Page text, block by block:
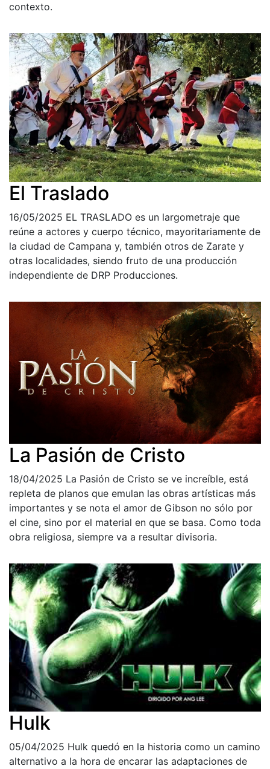
contexto.
El Traslado
16/05/2025 EL TRASLADO es un largometraje que
reúne a actores y cuerpo técnico, mayoritariamente de
la ciudad de Campana y, también otros de Zarate y
otras localidades, siendo fruto de una producción
independiente de DRP Producciones.
La Pasión de Cristo
18/04/2025 La Pasión de Cristo se ve increíble, está
repleta de planos que emulan las obras artísticas más
importantes y se nota el amor de Gibson no sólo por
el cine, sino por el material en que se basa. Como toda
obra religiosa, siempre va a resultar divisoria.
Hulk
05/04/2025 Hulk quedó en la historia como un camino
alternativo a la hora de encarar las adaptaciones de